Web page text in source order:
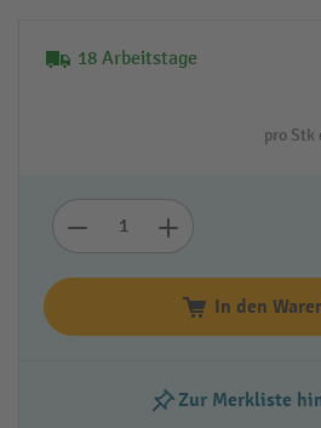
18 Arbeitstage
pro Stk
In den
Zur Merkliste